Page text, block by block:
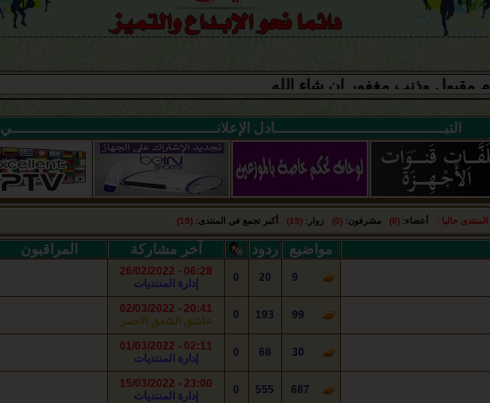
التبــــــــــــــــــــــــــــــــــــــادل الإعلانــــــــــــــــــــــــــــــــــــــــــــــي
حاليا : أعضاء: (0) مشرفون: (0) زوار: (19) أكبر تجمع في المنتدى: (19)
مواضيع ردود آخر مشاركة المراقبون
9
20
0
06:28 - 26/02/2022
إدارة المنتديات
99
193
0
20:41 - 02/03/2022
عاشق ‏الشفق الاحمر
30
68
0
02:11 - 01/03/2022
إدارة المنتديات
687
555
0
23:00 - 15/03/2022
إدارة المنتديات